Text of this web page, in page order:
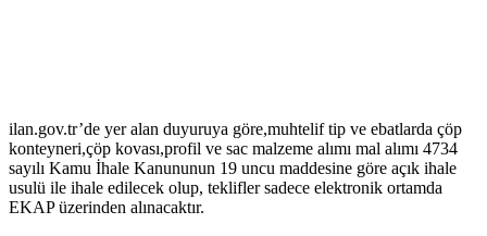
ilan.gov.tr’de yer alan duyuruya göre,muhtelif tip ve ebatlarda çöp
konteyneri,çöp kovası,profil ve sac malzeme alımı mal alımı 4734
sayılı Kamu İhale Kanununun 19 uncu maddesine göre açık ihale
usulü ile ihale edilecek olup, teklifler sadece elektronik ortamda
EKAP üzerinden alınacaktır.